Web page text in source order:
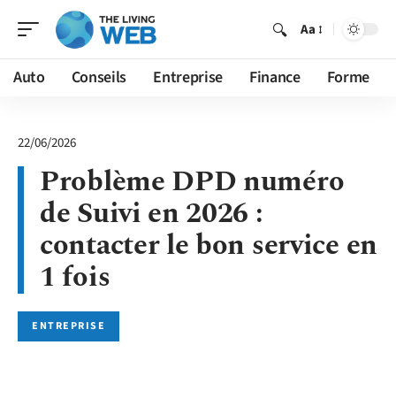
Aa
Auto Conseils Entreprise Finance Forme
22/06/2026
Problème DPD numéro
de Suivi en 2026 :
contacter le bon service en
1 fois
ENTREPRISE